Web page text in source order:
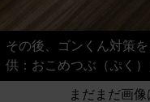
その後、ゴンくん対策
供：おこめつぶ（ぷく
まだまだ画像